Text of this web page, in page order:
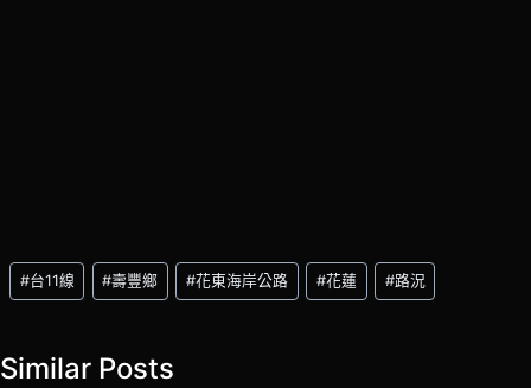
Post
Tags:
#台11線 #壽豐鄉 #花東海岸公路 #花蓮 #路況
Similar Posts